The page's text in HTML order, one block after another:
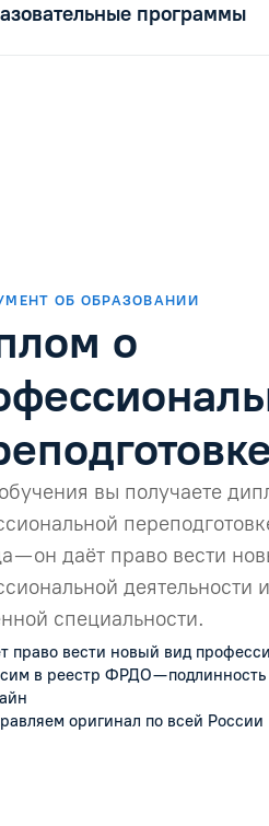
программы
ОБ ОБРАЗОВАНИИ
о
вы получаете
— он даёт право вести
деятельности
специальности.
право вести новый вид
в реестр ФРДО —
оригинал по всей России